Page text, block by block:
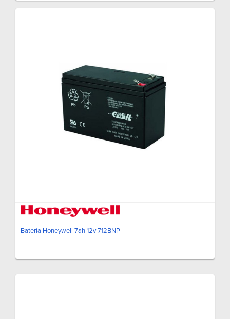
Batería Honeywell 7ah 12v 712BNP